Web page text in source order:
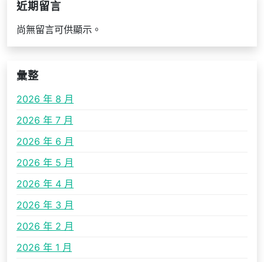
近期留言
尚無留言可供顯示。
彙整
2026 年 8 月
2026 年 7 月
2026 年 6 月
2026 年 5 月
2026 年 4 月
2026 年 3 月
2026 年 2 月
2026 年 1 月